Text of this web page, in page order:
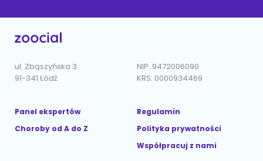
ul. Zbąszyńska 3
91-341 Łódź
NIP: 9472006090
KRS: 0000934469
Panel ekspertów
Choroby od A do Z
Regulamin
Polityka prywatności
Współpracuj z nami